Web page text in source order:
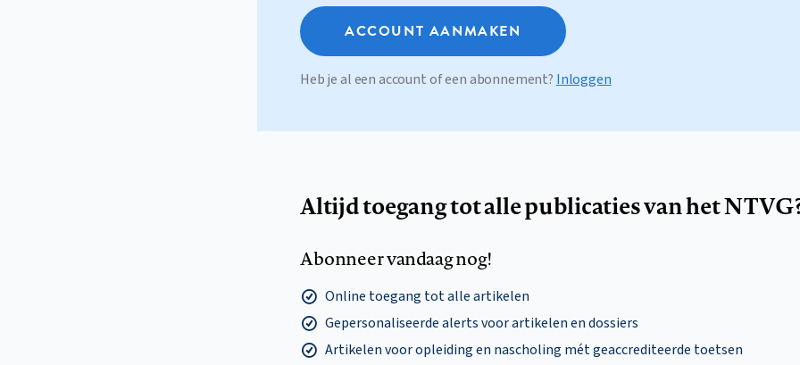
ACCOUNT AANMAKEN
Heb je al een account of een abonnement? Inloggen
Altijd toegang tot alle publicaties van het
Abonneer vandaag nog!
Online toegang tot alle artikelen
Gepersonaliseerde alerts voor artikelen en dossiers
Artikelen voor opleiding en nascholing mét geaccrediteerde toetsen